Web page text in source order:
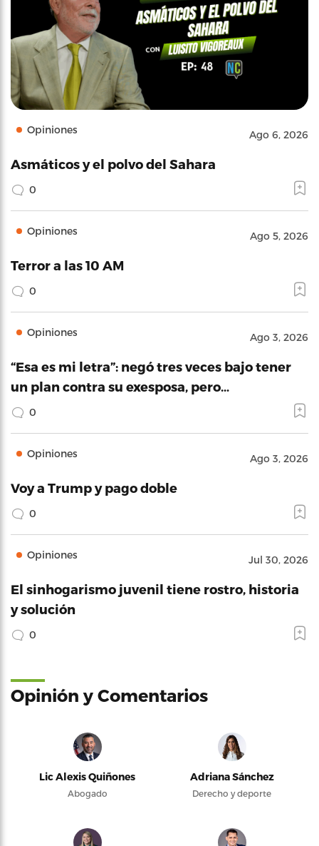
Opiniones Ago 6, 2026
Asmáticos y el polvo del Sahara
0
Opiniones Ago 5, 2026
Terror a las 10 AM
0
Opiniones Ago 3, 2026
“Esa es mi letra”: negó tres veces bajo tener
un plan contra su exesposa, pero…
0
Opiniones Ago 3, 2026
Voy a Trump y pago doble
0
Opiniones Jul 30, 2026
El sinhogarismo juvenil tiene rostro, historia
y solución
0
Opinión y Comentarios
Lic Alexis Quiñones
Abogado
Adriana Sánchez
Derecho y deporte